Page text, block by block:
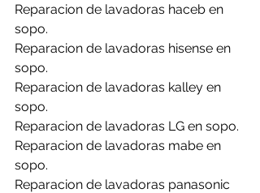
Reparacion de lavadoras haceb en
sopo.
Reparacion de lavadoras hisense en
sopo.
Reparacion de lavadoras kalley en
sopo.
Reparacion de lavadoras LG en sopo.
Reparacion de lavadoras mabe en
sopo.
Reparacion de lavadoras panasonic